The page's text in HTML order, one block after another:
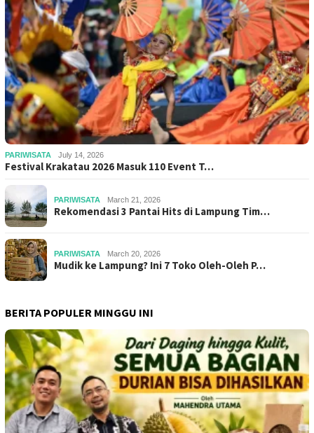
PARIWISATA July 14, 2026
Festival Krakatau 2026 Masuk 110 Event T…
PARIWISATA March 21, 2026
Rekomendasi 3 Pantai Hits di Lampung Tim…
PARIWISATA March 20, 2026
Mudik ke Lampung? Ini 7 Toko Oleh-Oleh P…
BERITA POPULER MINGGU INI